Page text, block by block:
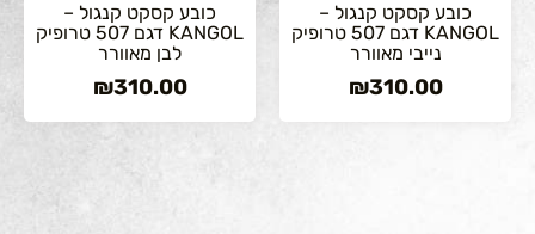
כובע קסקט קנגול –
KANGOL דגם 507 טרופיק
נייבי מאוורר
₪310.00
כובע קסקט קנגול –
KANGOL דגם 507 טרופיק
לבן מאוורר
₪310.00